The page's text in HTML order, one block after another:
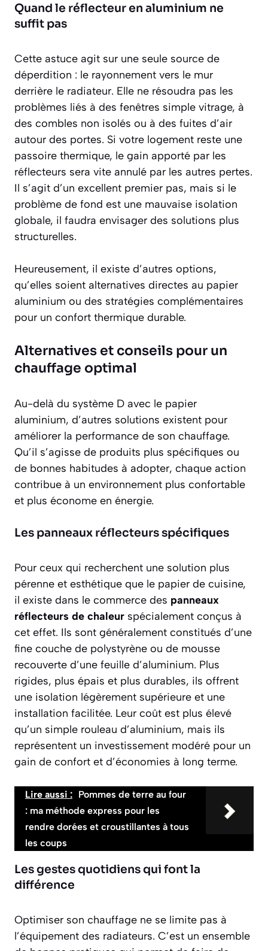
Quand le réflecteur en aluminium ne
suffit pas
Cette astuce agit sur une seule source de
déperdition : le rayonnement vers le mur
derrière le radiateur. Elle ne résoudra pas les
problèmes liés à des fenêtres simple vitrage, à
des combles non isolés ou à des fuites d’air
autour des portes. Si votre logement reste une
passoire thermique, le gain apporté par les
réflecteurs sera vite annulé par les autres pertes.
Il s’agit d’un excellent premier pas, mais si le
problème de fond est une mauvaise isolation
globale, il faudra envisager des solutions plus
structurelles.
Heureusement, il existe d’autres options,
qu’elles soient alternatives directes au papier
aluminium ou des stratégies complémentaires
pour un confort thermique durable.
Alternatives et conseils pour un
chauffage optimal
Au-delà du système D avec le papier
aluminium, d’autres solutions existent pour
améliorer la performance de son chauffage.
Qu’il s’agisse de produits plus spécifiques ou
de bonnes habitudes à adopter, chaque action
contribue à un environnement plus confortable
et plus économe en énergie.
Les panneaux réflecteurs spécifiques
Pour ceux qui recherchent une solution plus
pérenne et esthétique que le papier de cuisine,
il existe dans le commerce des panneaux
réflecteurs de chaleur spécialement conçus à
cet effet. Ils sont généralement constitués d’une
fine couche de polystyrène ou de mousse
recouverte d’une feuille d’aluminium. Plus
rigides, plus épais et plus durables, ils offrent
une isolation légèrement supérieure et une
installation facilitée. Leur coût est plus élevé
qu’un simple rouleau d’aluminium, mais ils
représentent un investissement modéré pour un
gain de confort et d’économies à long terme.
Lire aussi : Pommes de terre au four
: ma méthode express pour les
rendre dorées et croustillantes à tous
les coups
Les gestes quotidiens qui font la
différence
Optimiser son chauffage ne se limite pas à
l’équipement des radiateurs. C’est un ensemble